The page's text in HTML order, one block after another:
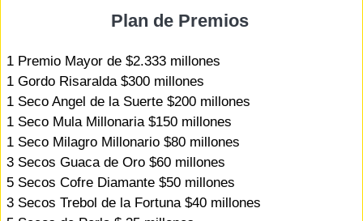
Plan de Premios
1 Premio Mayor de $2.333 millones
1 Gordo Risaralda $300 millones
1 Seco Angel de la Suerte $200 millones
1 Seco Mula Millonaria $150 millones
1 Seco Milagro Millonario $80 millones
3 Secos Guaca de Oro $60 millones
5 Secos Cofre Diamante $50 millones
3 Secos Trebol de la Fortuna $40 millones